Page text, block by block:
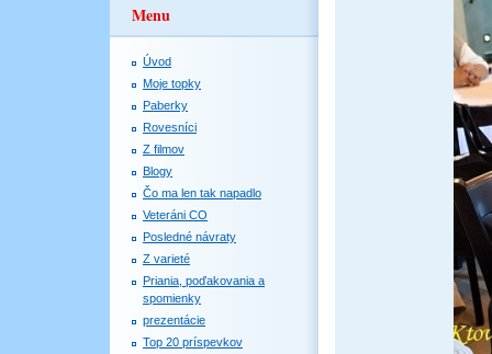
Menu
Úvod
Moje topky
Paberky
Rovesníci
Z filmov
Blogy
Čo ma len tak napadlo
Veteráni CO
Posledné návraty
Z varieté
Priania, poďakovania a
spomienky
prezentácie
Top 20 príspevkov